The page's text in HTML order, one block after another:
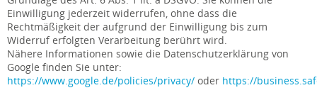
Einwilligung jederzeit widerrufen, ohne dass die
Rechtmäßigkeit der aufgrund der Einwilligung bis zum
Widerruf erfolgten Verarbeitung berührt wird.
Nähere Informationen sowie die Datenschutzerklärung von
Google finden Sie unter:
https://www.google.de/policies/privacy/ oder https://